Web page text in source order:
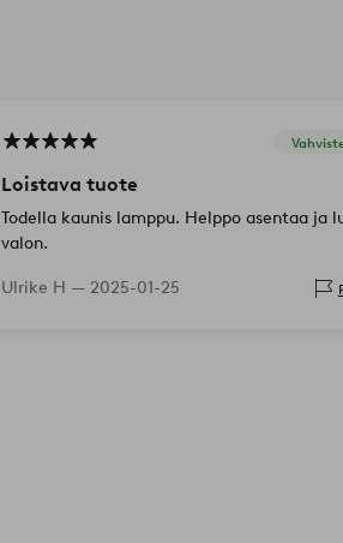
Loistava tuote
Todella kaunis lamppu. Helppo asentaa ja
valon.
Ulrike H — 2025-01-25